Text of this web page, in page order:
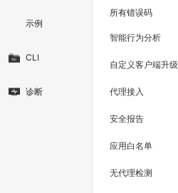
示例
CLI
诊断
所有错误码
智能行为分析
自定义客户端升级
代理接入
安全报告
应用白名单
无代理检测